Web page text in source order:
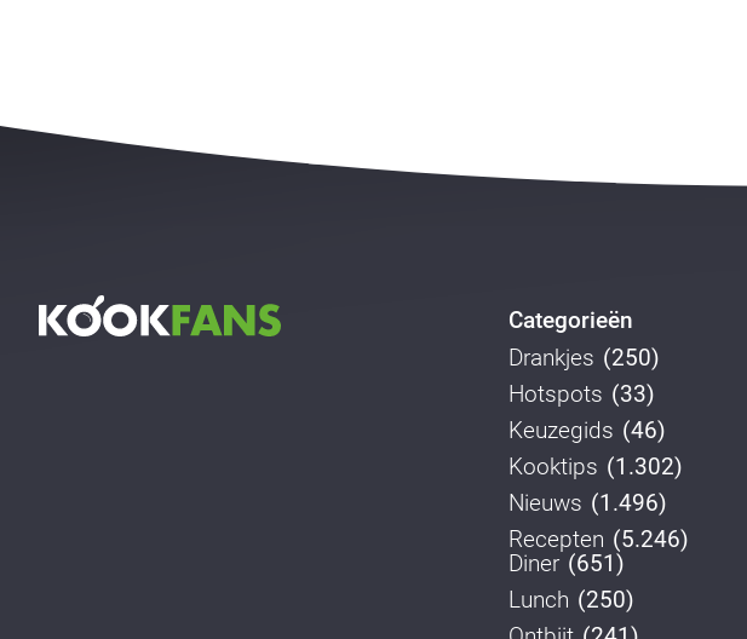
Categorieën
Drankjes (250)
Hotspots (33)
Keuzegids (46)
Kooktips (1.302)
Nieuws (1.496)
Recepten (5.246)
Diner(651)
Lunch (250)